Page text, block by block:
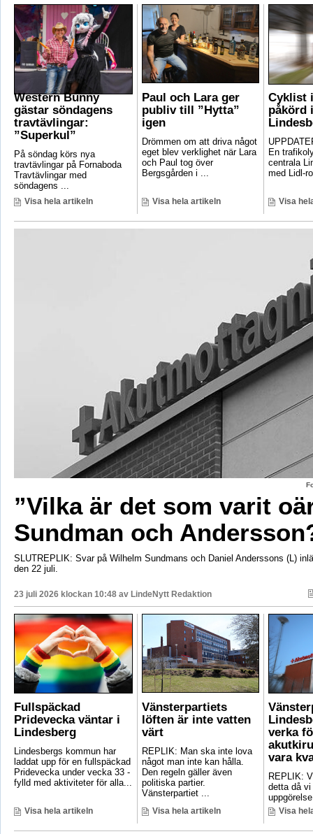
Western Bunny
gästar söndagens
travtävlingar:
”Superkul”
På söndag körs nya
travtävlingar på Fornaboda
Travtävlingar med
söndagens ...
Visa hela artikeln
Paul och Lara ger
publiv till ”Hytta”
igen
Drömmen om att driva något
eget blev verklighet när Lara
och Paul tog över
Bergsgården i ...
Visa hela artikeln
Cyklist
påkörd
En
centrala
med Lidl-
Visa
”Vilka är det som varit
Sundman och
SLUTREPLIK: Svar på Wilhelm Sundmans och Daniel Anderssons (L)
den 22 juli.
23 juli 2026 klockan 10:48 av LindeNytt Redaktion
Fullspäckad
Pridevecka väntar i
Lindesberg
Lindesbergs kommun har
laddat upp för en fullspäckad
Pridevecka under vecka 33 -
fylld med aktiviteter för alla...
Visa hela artikeln
Vänsterpartiets
löften är inte vatten
värt
REPLIK: Man ska inte lova
något man inte kan hålla.
Den regeln gäller även
politiska partier.
Vänsterpartiet ...
Visa hela artikeln
verka
vara
REPLIK:
detta då
Visa